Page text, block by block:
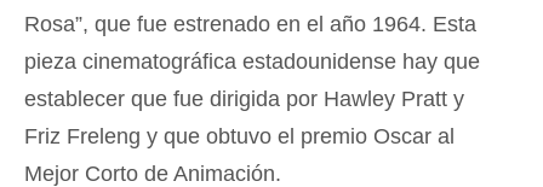
Rosa”, que fue estrenado en el año 1964. Esta
pieza cinematográfica estadounidense hay que
establecer que fue dirigida por Hawley Pratt y
Friz Freleng y que obtuvo el premio Oscar al
Mejor Corto de Animación.